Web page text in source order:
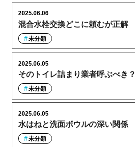
混合水栓交換どこに頼むが正解
2025.06.06
未分類
そのトイレ詰まり業者呼ぶべき？
2025.06.05
未分類
水はねと洗面ボウルの深い関係
2025.06.05
未分類